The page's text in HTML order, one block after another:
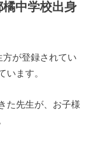
中学校出身
が登録されてい
います。
た先生が、お子様